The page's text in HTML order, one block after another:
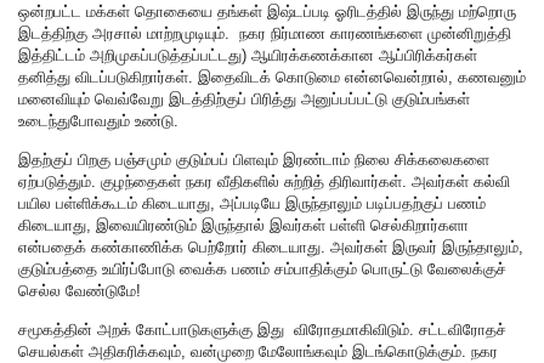
ஒன்றபட்ட மக்கள் தொகையை தங்கள் இஷ்டப்படி ஓரிடத்தில் இருந்து மற்றொரு
இடத்திற்கு அரசால் மாற்றமுடியும். நகர நிர்மாண காரணங்களை முன்னிறுத்தி
இத்திட்டம் அறிமுகப்படுத்தப்பட்டது) ஆயிரக்கணக்கான ஆப்பிரிக்கர்கள்
தனித்து விடப்படுகிறார்கள். இதைவிடக் கொடுமை என்னவென்றால், கணவனும்
மனைவியும் வெவ்வேறு இடத்திற்குப் பிரித்து அனுப்பப்பட்டு குடும்பங்கள்
உடைந்துபோவதும் உண்டு.
இதற்குப் பிறகு பஞ்சமும் குடும்பப் பிளவும் இரண்டாம் நிலை சிக்கலைகளை
ஏற்படுத்தும். குழந்தைகள் நகர வீதிகளில் சுற்றித் திரிவார்கள். அவர்கள் கல்வி
பயில பள்ளிக்கூடம் கிடையாது, அப்படியே இருந்தாலும் படிப்பதற்குப் பணம்
கிடையாது, இவையிரண்டும் இருந்தால் இவர்கள் பள்ளி செல்கிறார்களா
என்பதைக் கண்காணிக்க பெற்றோர் கிடையாது. அவர்கள் இருவர் இருந்தாலும்,
குடும்பத்தை உயிர்ப்போடு வைக்க பணம் சம்பாதிக்கும் பொருட்டு வேலைக்குச்
செல்ல வேண்டுமே!
சமூகத்தின் அறக் கோட்பாடுகளுக்கு இது விரோதமாகிவிடும். சட்டவிரோதச்
செயல்கள் அதிகரிக்கவும், வன்முறை மேலோங்கவும் இடங்கொடுக்கும். நகர